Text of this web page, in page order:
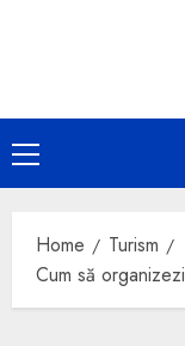
Primary
Menu
Home
Turism
Cum să